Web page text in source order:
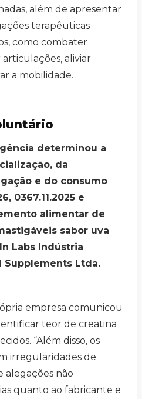
além de apresentar
terapêuticas
como combater
aliviar
a mobilidade.
determinou a
da
e do consumo
0367.11.2025 e
alimentar de
sabor uva
Labs Indústria
Supplements Ltda.
empresa comunicou
teor de creatina
“Além disso, os
irregularidades de
alegações não
quanto ao fabricante e